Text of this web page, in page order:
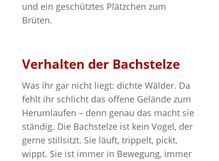
und ein geschütztes Plätzchen zum
Brüten.
Verhalten der Bachstelze
Was ihr gar nicht liegt: dichte Wälder. Da
fehlt ihr schlicht das offene Gelände zum
Herumlaufen – denn genau das macht sie
ständig. Die Bachstelze ist kein Vogel, der
gerne stillsitzt. Sie läuft, trippelt, pickt,
wippt. Sie ist immer in Bewegung, immer